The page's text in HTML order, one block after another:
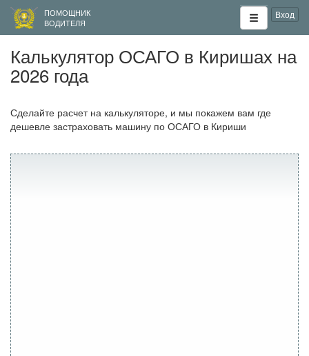
ПОМОЩНИК
ВОДИТЕЛЯ
Вход
Калькулятор ОСАГО в Киришах на
2026 года
Сделайте расчет на калькуляторе, и мы покажем вам где
дешевле застраховать машину по ОСАГО в Кириши